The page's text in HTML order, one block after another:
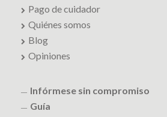
Pago de cuidador
Quiénes somos
Blog
Opiniones
Infórmese sin compromiso
Guía